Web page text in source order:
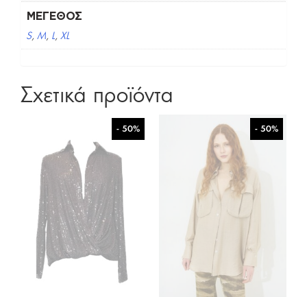
ΜΈΓΕΘΟΣ
S, M, L, XL
Σχετικά προϊόντα
- 50% - 50%